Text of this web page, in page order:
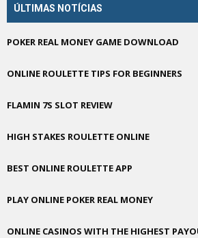
ÚLTIMAS NOTÍCIAS
POKER REAL MONEY GAME DOWNLOAD
ONLINE ROULETTE TIPS FOR BEGINNERS
FLAMIN 7S SLOT REVIEW
HIGH STAKES ROULETTE ONLINE
BEST ONLINE ROULETTE APP
PLAY ONLINE POKER REAL MONEY
ONLINE CASINOS WITH THE HIGHEST